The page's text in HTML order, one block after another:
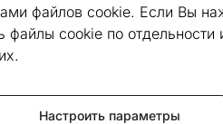
файлов cookie. Если Вы
файлы cookie по отдельности
Настроить параметры